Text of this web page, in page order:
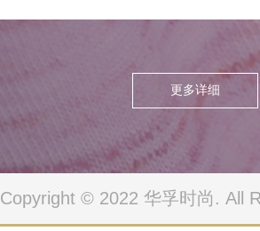
更多详细
Copyright © 2022 华孚时尚. All